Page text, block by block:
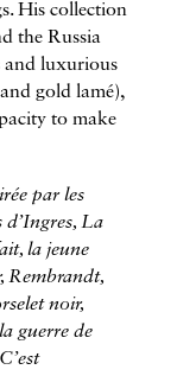
His collection
the Russia
and luxurious
gold lamé),
to make
par les
d’Ingres, La
la jeune
Rembrandt,
noir,
guerre de